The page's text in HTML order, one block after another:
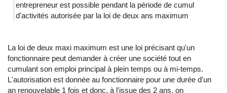
entrepreneur est possible pendant la période de cumul
d'activités autorisée par la loi de deux ans maximum
La loi de deux maxi maximum est une loi précisant qu'un
fonctionnaire peut demander à créer une société tout en
cumulant son emploi principal à plein temps ou à mi-temps.
L'autorisation est donnée au fonctionnaire pour une durée d'un
an renouvelable 1 fois et donc, à l'issue des 2 ans, on